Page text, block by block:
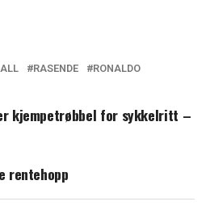
RASENDE RONALDO
kjempetrøbbel for sykkelritt –
rentehopp